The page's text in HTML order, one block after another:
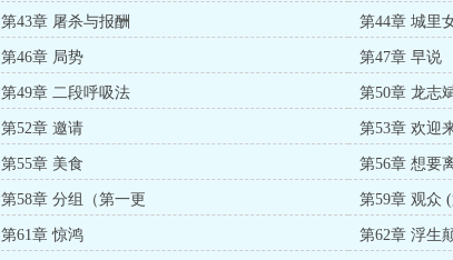
第43章 屠杀与报酬 第44章 城里
第46章 局势 第47章 早说
第49章 二段呼吸法 第50章 龙志
第52章 邀请 第53章 欢迎
第55章 美食 第56章 想要
第58章 分组（第一更 第59章 观众
第61章 惊鸿 第62章 浮生